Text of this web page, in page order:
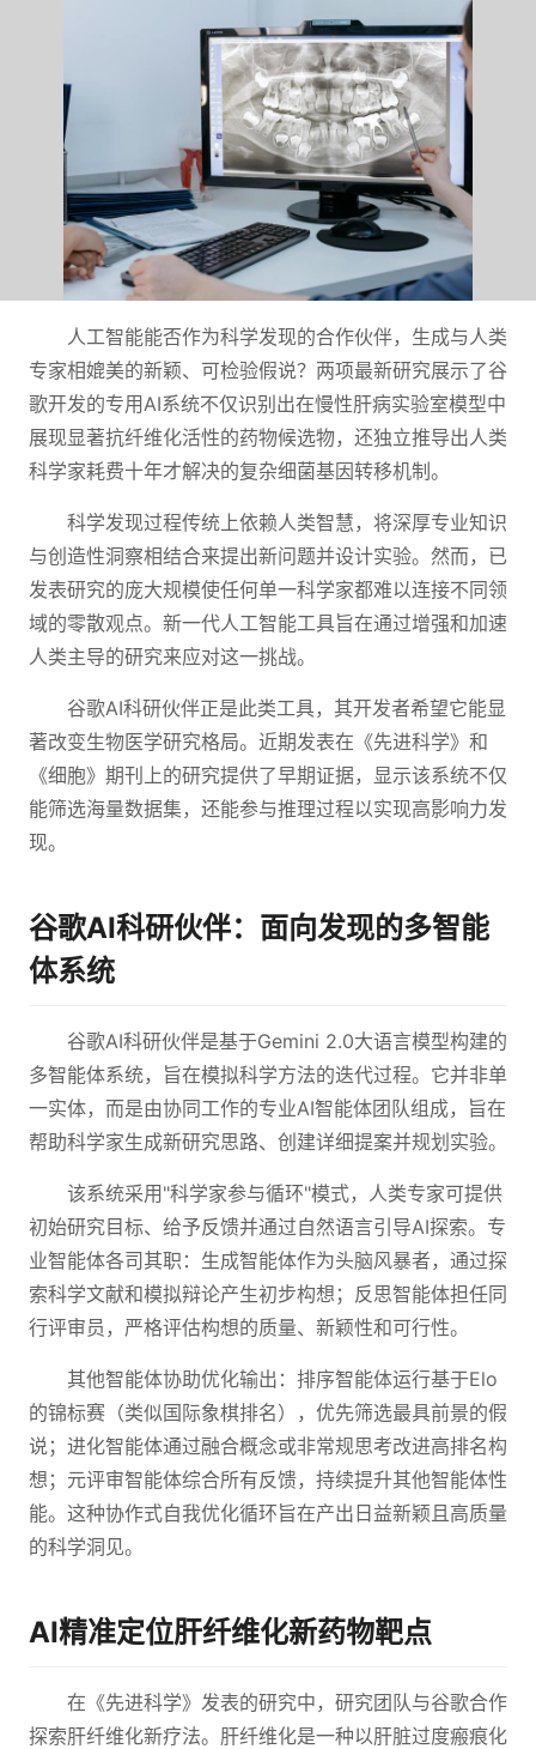
人工智能能否作为科学发现的合作伙伴，生成与人类
专家相媲美的新颖、可检验假说？两项最新研究展示了谷
歌开发的专用AI系统不仅识别出在慢性肝病实验室模型中
展现显著抗纤维化活性的药物候选物，还独立推导出人类
科学家耗费十年才解决的复杂细菌基因转移机制。
科学发现过程传统上依赖人类智慧，将深厚专业知识
与创造性洞察相结合来提出新问题并设计实验。然而，已
发表研究的庞大规模使任何单一科学家都难以连接不同领
域的零散观点。新一代人工智能工具旨在通过增强和加速
人类主导的研究来应对这一挑战。
谷歌AI科研伙伴正是此类工具，其开发者希望它能显
著改变生物医学研究格局。近期发表在《先进科学》和
《细胞》期刊上的研究提供了早期证据，显示该系统不仅
能筛选海量数据集，还能参与推理过程以实现高影响力发
现。
谷歌AI科研伙伴：面向发现的多智能
体系统
谷歌AI科研伙伴是基于Gemini 2.0大语言模型构建的
多智能体系统，旨在模拟科学方法的迭代过程。它并非单
一实体，而是由协同工作的专业AI智能体团队组成，旨在
帮助科学家生成新研究思路、创建详细提案并规划实验。
该系统采用"科学家参与循环"模式，人类专家可提供
初始研究目标、给予反馈并通过自然语言引导AI探索。专
业智能体各司其职：生成智能体作为头脑风暴者，通过探
索科学文献和模拟辩论产生初步构想；反思智能体担任同
行评审员，严格评估构想的质量、新颖性和可行性。
其他智能体协助优化输出：排序智能体运行基于Elo
的锦标赛（类似国际象棋排名），优先筛选最具前景的假
说；进化智能体通过融合概念或非常规思考改进高排名构
想；元评审智能体综合所有反馈，持续提升其他智能体性
能。这种协作式自我优化循环旨在产出日益新颖且高质量
的科学洞见。
AI精准定位肝纤维化新药物靶点
在《先进科学》发表的研究中，研究团队与谷歌合作
探索肝纤维化新疗法。肝纤维化是一种以肝脏过度瘢痕化